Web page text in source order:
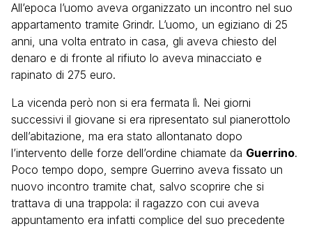
All’epoca l’uomo aveva organizzato un incontro nel suo
appartamento tramite Grindr. L’uomo, un egiziano di 25
anni, una volta entrato in casa, gli aveva chiesto del
denaro e di fronte al rifiuto lo aveva minacciato e
rapinato di 275 euro.
La vicenda però non si era fermata lì. Nei giorni
successivi il giovane si era ripresentato sul pianerottolo
dell’abitazione, ma era stato allontanato dopo
l’intervento delle forze dell’ordine chiamate da Guerrino.
Poco tempo dopo, sempre Guerrino aveva fissato un
nuovo incontro tramite chat, salvo scoprire che si
trattava di una trappola: il ragazzo con cui aveva
appuntamento era infatti complice del suo precedente